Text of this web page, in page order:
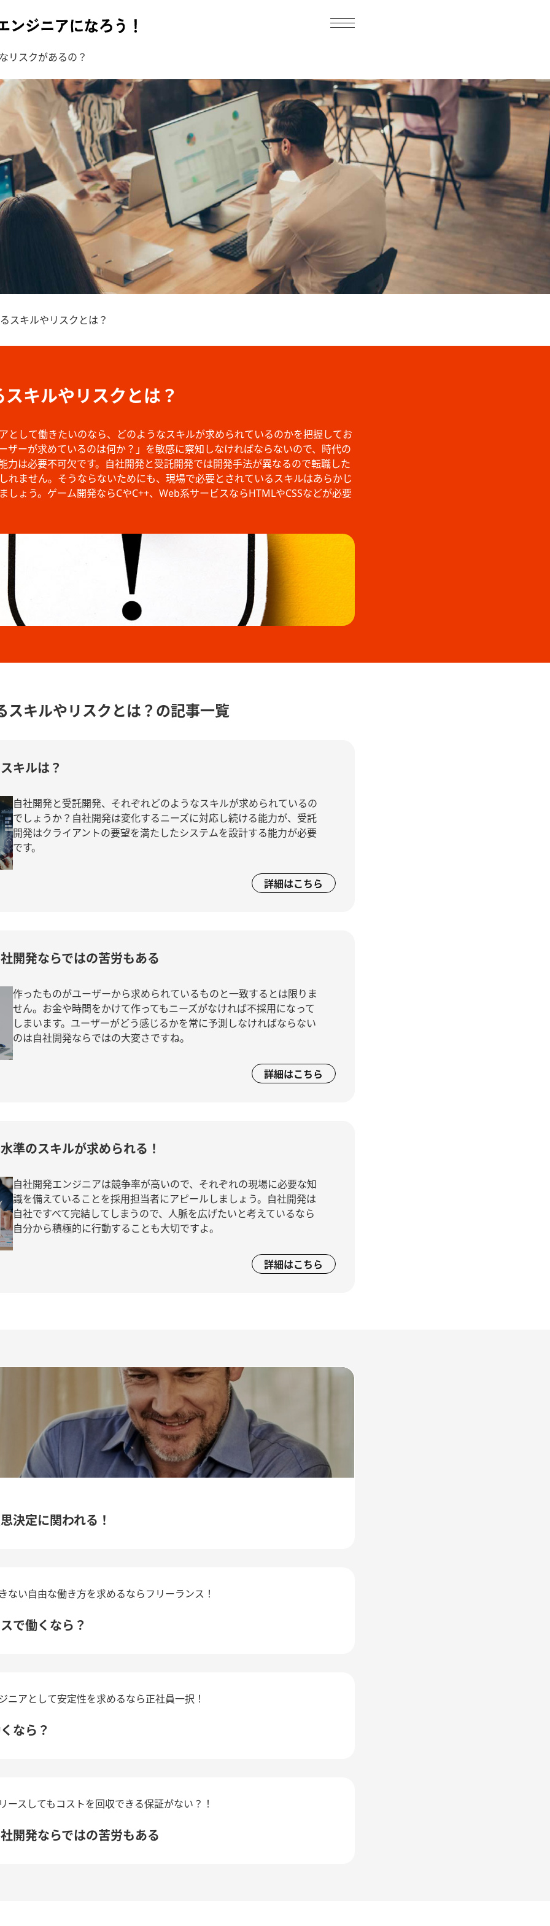
リスクがあるの？
スキルやリスクとは？
キルやリスクとは？
として働きたいのなら、どのようなスキルが求められているのかを把握してお
ザーが求めているのは何か？」を敏感に察知しなければならないので、時代の
力は必要不可欠です。自社開発と受託開発では開発手法が異なるので転職した
れません。そうならないためにも、現場で必要とされているスキルはあらかじ
しょう。ゲーム開発ならCやC++、Web系サービスならHTMLやCSSなどが必要
スキルやリスクとは？の記事一覧
キルは？
自社開発と受託開発、それぞれどのようなスキルが求められているの
でしょうか？自社開発は変化するニーズに対応し続ける能力が、受託
開発はクライアントの要望を満たしたシステムを設計する能力が必要
です。
詳細はこちら
開発ならではの苦労もある
作ったものがユーザーから求められているものと一致するとは限りま
せん。お金や時間をかけて作ってもニーズがなければ不採用になって
しまいます。ユーザーがどう感じるかを常に予測しなければならない
のは自社開発ならではの大変さですね。
詳細はこちら
準のスキルが求められる！
自社開発エンジニアは競争率が高いので、それぞれの現場に必要な知
識を備えていることを採用担当者にアピールしましょう。自社開発は
自社ですべて完結してしまうので、人脈を広げたいと考えているなら
自分から積極的に行動することも大切ですよ。
詳細はこちら
決定に関われる！
ない自由な働き方を求めるならフリーランス！
で働くなら？
ニアとして安定性を求めるなら正社員一択！
なら？
ースしてもコストを回収できる保証がない？！
開発ならではの苦労もある